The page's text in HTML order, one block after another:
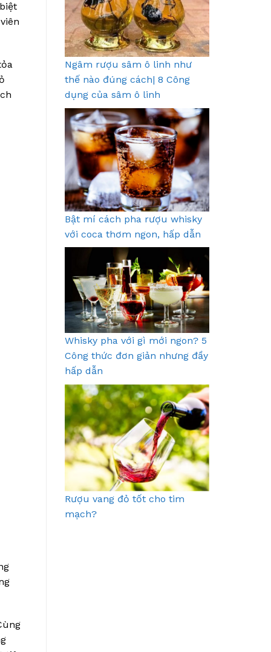
Ngâm rượu sâm ô linh như
thế nào đúng cách| 8 Công
dụng của sâm ô linh
Bật mí cách pha rượu whisky
với coca thơm ngon, hấp dẫn
Whisky pha với gì mới ngon? 5
Công thức đơn giản nhưng đầy
hấp dẫn
Rượu vang đỏ tốt cho tim
mạch?